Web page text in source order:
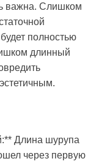
важна. Слишком
полностью
длинный
Длина шурупа
через первую